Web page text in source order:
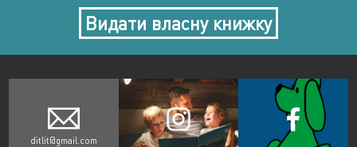
Видати власну книжку
ditlit@gmail.com